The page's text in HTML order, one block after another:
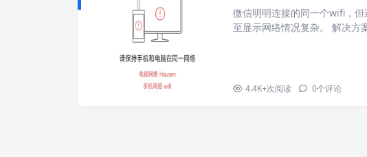
微信明明连接的同一个wifi，
至显示网络情况复杂。 解决方
4.4K+次阅读 0个评论